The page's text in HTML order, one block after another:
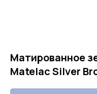
Матированное
Matelac Silver